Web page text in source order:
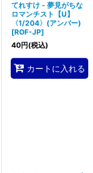
てれすけ - 夢見がちな
ロマンチスト【U】
〈1/204〉(アンバー)
[ROF-JP]
40円(税込)
カートに入れる